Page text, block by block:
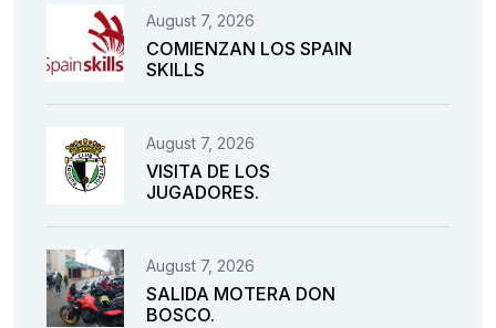
August 7, 2026
COMIENZAN LOS SPAIN
SKILLS
August 7, 2026
VISITA DE LOS
JUGADORES.
August 7, 2026
SALIDA MOTERA DON
BOSCO.